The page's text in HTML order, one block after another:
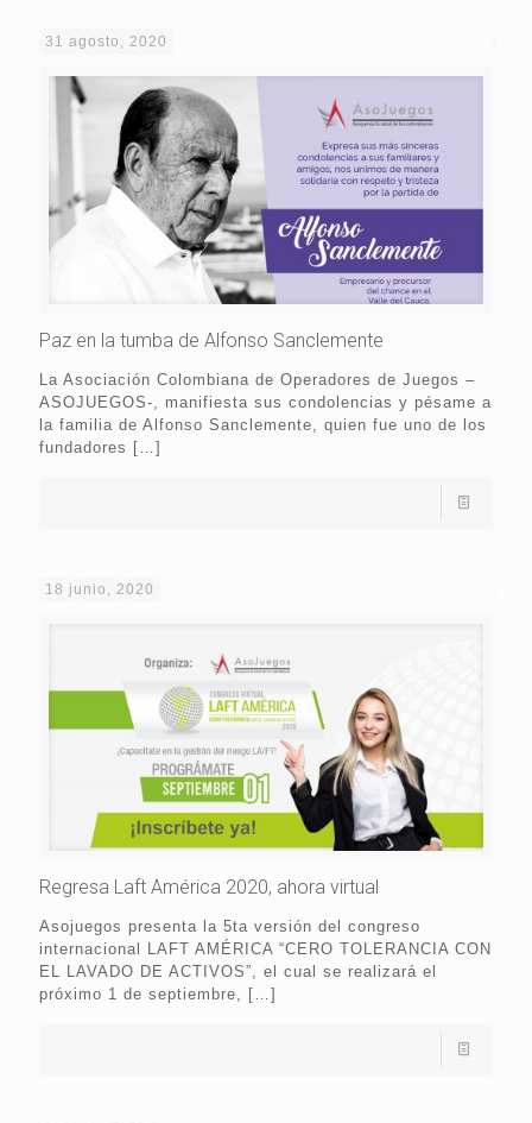
31 agosto, 2020
Paz en la tumba de Alfonso Sanclemente
La Asociación Colombiana de Operadores de Juegos –
ASOJUEGOS-, manifiesta sus condolencias y pésame a
la familia de Alfonso Sanclemente, quien fue uno de los
fundadores […]
18 junio, 2020
Regresa Laft América 2020, ahora virtual
Asojuegos presenta la 5ta versión del congreso
internacional LAFT AMÉRICA “CERO TOLERANCIA CON
EL LAVADO DE ACTIVOS”, el cual se realizará el
próximo 1 de septiembre,
[…]